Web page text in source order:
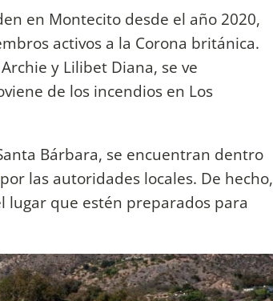
en Montecito desde el año 2020,
activos a la Corona británica.
y Lilibet Diana, se ve
de los incendios en Los
Bárbara, se encuentran dentro
las autoridades locales. De hecho,
lugar que estén preparados para